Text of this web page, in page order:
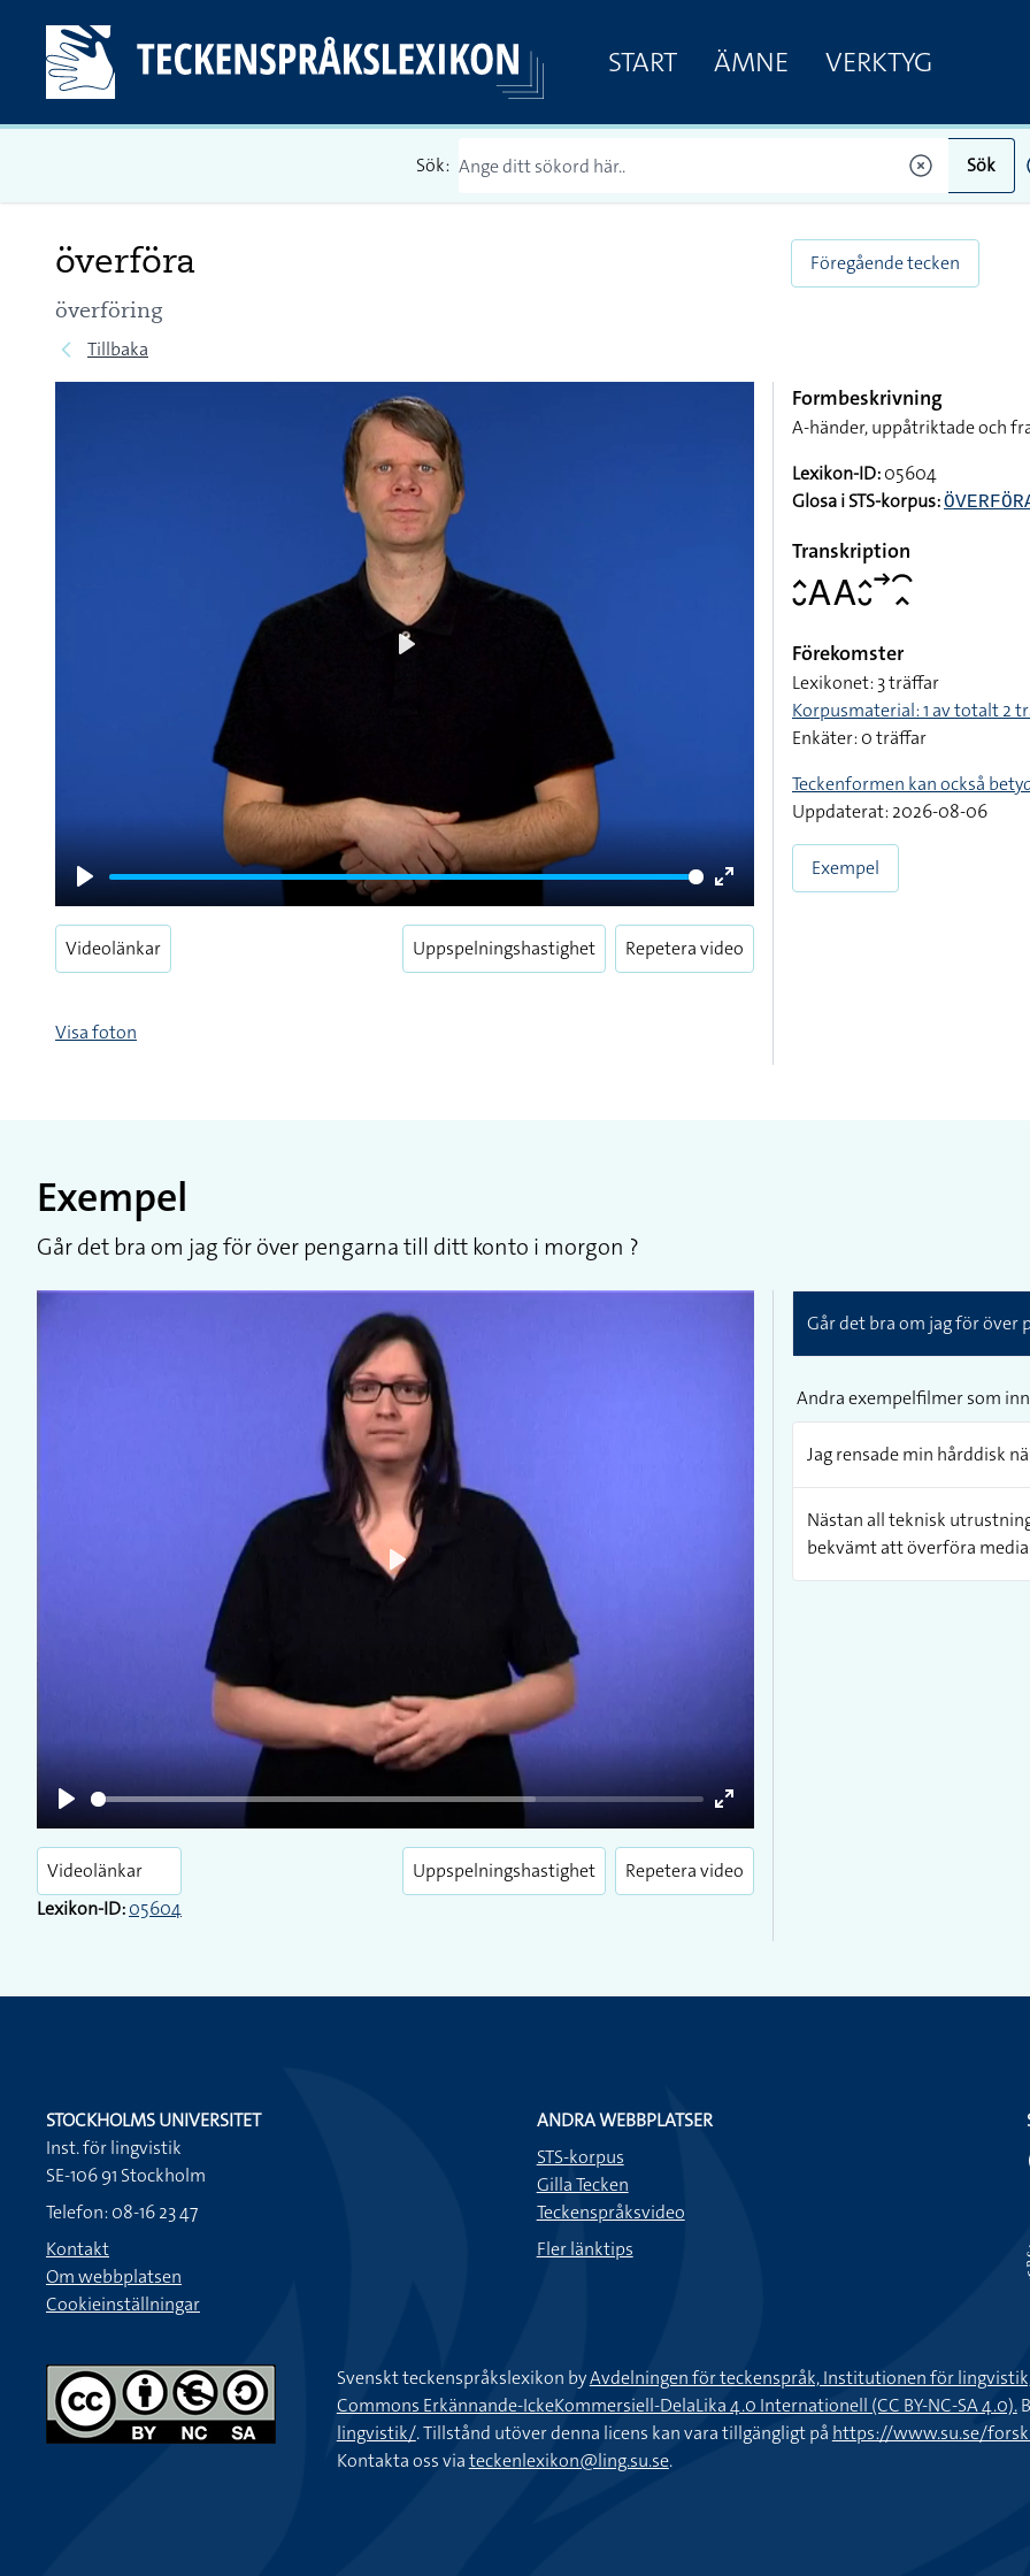
START ÄMNE VERKTYG
Sök: Sök
överföra
överföring
Tillbaka
Föregående tecken
Play
Enter
fullscreen
Videolänkar Uppspelningshastighet Repetera video
Visa foton
Formbeskrivning
A-händer, uppåtriktade och
Lexikon-ID:05604
Glosa i STS-korpus:
Transkription
􌤵􌤷􌤤􌤤􌤵􌤷􌥣􌥯􌥿
Förekomster
Lexikonet: 3 träffar
Korpusmaterial: 1 av totalt 2
Enkäter: 0 träffar
Teckenformen kan också
Uppdaterat: 2026-08-06
Exempel
Exempel
Går det bra om jag för över pengarna till ditt konto i morgon ?
Play
Enter
fullscreen
Play
Videolänkar
Lexikon-ID:05604
Uppspelningshastighet Repetera video
Går det bra om jag för över
Andra exempelfilmer som
Jag rensade min hårddisk
Nästan all teknisk
bekvämt att överföra
STOCKHOLMS UNIVERSITET
Inst. för lingvistik
SE-106 91 Stockholm
Telefon: 08-16 23 47
Kontakt
Om webbplatsen
Cookieinställningar
ANDRA WEBBPLATSER
STS-korpus
Gilla Tecken
Teckenspråksvideo
Fler länktips
Svenskt teckenspråkslexikon byAvdelningen för teckenspråk, Institutionen för
Commons Erkännande-IckeKommersiell-DelaLika 4.0 Internationell (CC BY-NC-SA 4.0).
lingvistik/. Tillstånd utöver denna licens kan vara tillgängligt på https://www.su.se/
Kontakta oss viateckenlexikon@ling.su.se.